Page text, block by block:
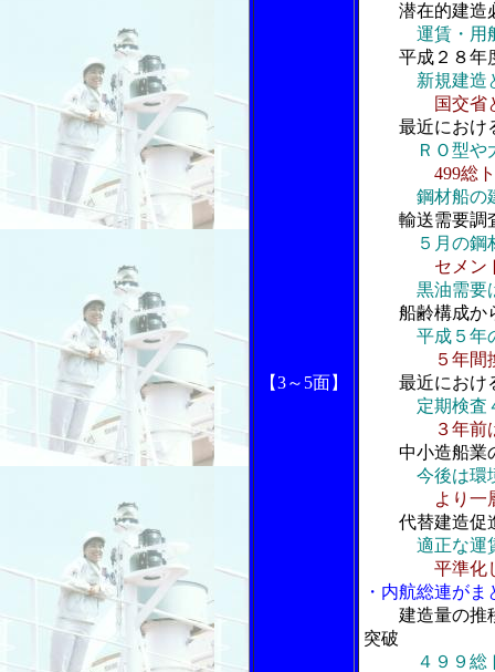
【3～5面】
潜在的建造
運賃・用
平成２８年
新規建造
国交省
最近におけ
ＲＯ型や
499総
鋼材船の
輸送需要調
５月の鋼
セメン
黒油需要
船齢構成か
平成５年
５年間
最近におけ
定期検査
３年前は１
中小造船業
今後は環
より一
代替建造促
適正な運
平準化
・内航総連が
建造量の推
突破
４９９総